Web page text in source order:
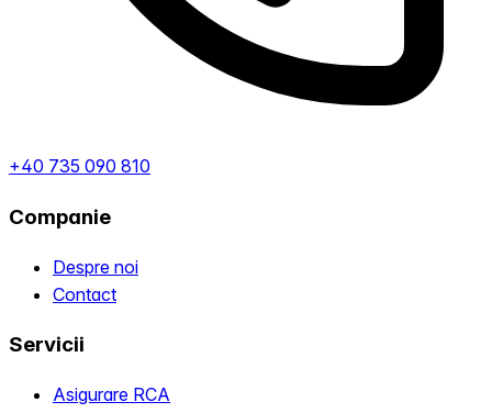
+40 735 090 810
Companie
Despre noi
Contact
Servicii
Asigurare RCA